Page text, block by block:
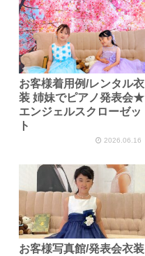
お客様着用例/レンタル衣
装 姉妹でピアノ発表会★
エンジェルスクローゼッ
ト
2026.06.16
お客様写真館/発表会衣装